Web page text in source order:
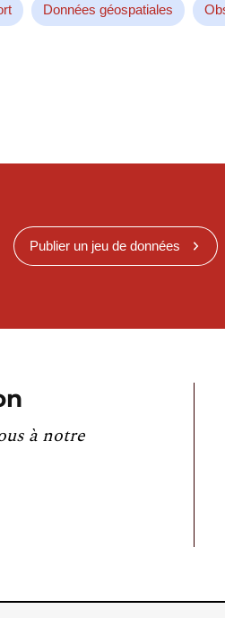
Données géospatiales
Publier un jeu de données
à notre